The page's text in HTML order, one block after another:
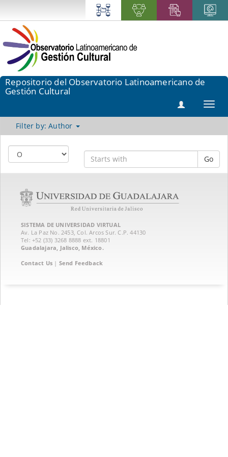
Repositorio del Observatorio Latinoamericano de
Gestión Cultural
Filter by: Author
Go
SISTEMA DE UNIVERSIDAD VIRTUAL
Av. La Paz No. 2453, Col. Arcos Sur. C.P. 44130
Tel: +52 (33) 3268 8888‏ ext. 18801
Guadalajara, Jalisco, México.
Contact Us | Send Feedback